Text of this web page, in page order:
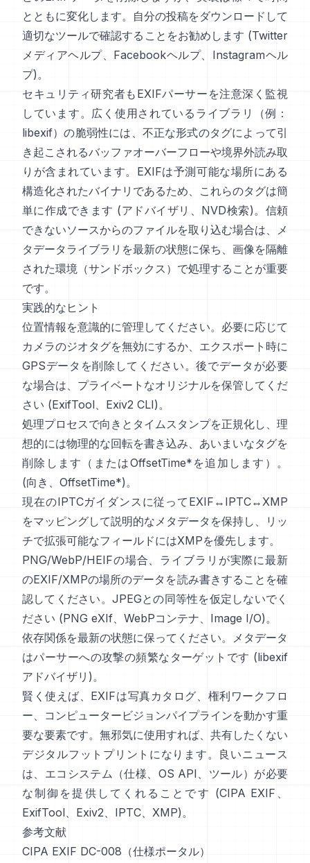
とともに変化します。自分の投稿をダウンロードして
適切なツールで確認することをお勧めします (Twitter
メディアヘルプ、 Facebookヘルプ、 Instagramヘル
プ)。
セキュリティ研究者もEXIFパーサーを注意深く監視
しています。広く使用されているライブラリ（例：
libexif）の脆弱性には、不正な形式のタグによって引
き起こされるバッファオーバーフローや境界外読み取
りが含まれています。EXIFは予測可能な場所にある
構造化されたバイナリであるため、これらのタグは簡
単に作成できます (アドバイザリ 、 NVD検索)。信頼
できないソースからのファイルを取り込む場合は、メ
タデータライブラリを最新の状態に保ち、画像を隔離
された環境（サンドボックス）で処理することが重要
です。
実践的なヒント
位置情報を意識的に管理してください。必要に応じて
カメラのジオタグを無効にするか、エクスポート時に
GPSデータを削除してください。後でデータが必要
な場合は、プライベートなオリジナルを保管してくだ
さい (ExifTool、 Exiv2 CLI)。
処理プロセスで向きとタイムスタンプを正規化し、理
想的には物理的な回転を書き込み、あいまいなタグを
削除します（またはOffsetTime*を追加します）。
(向き 、 OffsetTime*)。
現在のIPTCガイダンスに従ってEXIF↔IPTC↔XMP
をマッピングして説明的なメタデータを保持し、リッ
チで拡張可能なフィールドにはXMPを優先します。
PNG/WebP/HEIFの場合、ライブラリが実際に最新
のEXIF/XMPの場所のデータを読み書きすることを確
認してください。JPEGとの同等性を仮定しないでく
ださい (PNG eXIf、 WebPコンテナ、 Image I/O)。
依存関係を最新の状態に保ってください。メタデータ
はパーサーへの攻撃の頻繁なターゲットです (libexif
アドバイザリ )。
賢く使えば、EXIFは写真カタログ、権利ワークフロ
ー、コンピュータービジョンパイプラインを動かす重
要な要素です。無邪気に使用すれば、共有したくない
デジタルフットプリントになります。良いニュース
は、エコシステム（仕様、OS API、ツール）が必要
な制御を提供してくれることです (CIPA EXIF 、
ExifTool、 Exiv2、 IPTC、 XMP)。
参考文献
CIPA EXIF DC-008（仕様ポータル）